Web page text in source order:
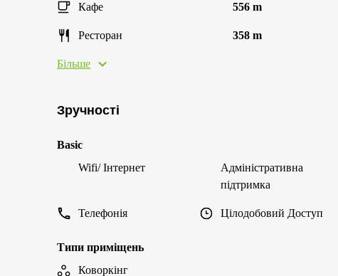
Кафе 556 m
Ресторан 358 m
Більше
Зручності
Basic
Wifi/ Інтернет
Адміністративна
підтримка
Телефонія Цілодобовий Доступ
Типи приміщень
Коворкінг